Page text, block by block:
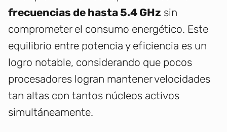
frecuencias de hasta 5.4 GHz sin
comprometer el consumo energético. Este
equilibrio entre potencia y eficiencia es un
logro notable, considerando que pocos
procesadores logran mantener velocidades
tan altas con tantos núcleos activos
simultáneamente.